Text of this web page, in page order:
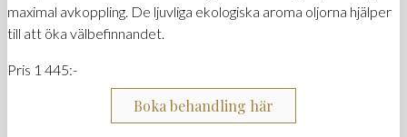
maximal avkoppling. De ljuvliga ekologiska aroma oljorna hjälper
till att öka välbefinnandet.
Pris 1 445:-
Boka behandling här